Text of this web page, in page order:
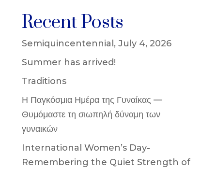
Recent Posts
Semiquincentennial, July 4, 2026
Summer has arrived!
Traditions
Η Παγκόσμια Ημέρα της Γυναίκας —
Θυμόμαστε τη σιωπηλή δύναμη των
γυναικών
International Women’s Day-
Remembering the Quiet Strength of